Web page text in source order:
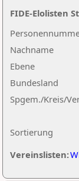
Nachname
Ebene
Sortierung
Bundesland
Spgem./Kreis/
Vereinslisten:
FIDE-Elolisten